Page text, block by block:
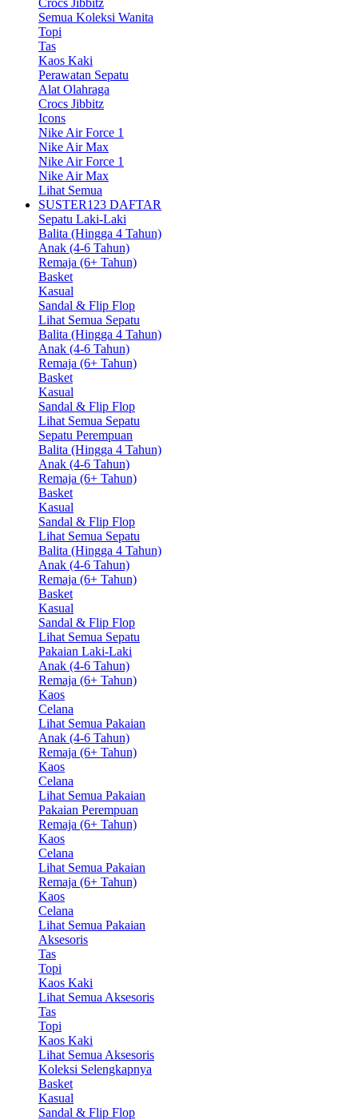
Semua Koleksi Wanita
Topi
Tas
Kaos Kaki
Perawatan Sepatu
Alat Olahraga
Crocs Jibbitz
Icons
Nike Air Force 1
Nike Air Max
Nike Air Force 1
Nike Air Max
Lihat Semua
SUSTER123 DAFTAR
Sepatu Laki-Laki
Balita (Hingga 4 Tahun)
Anak (4-6 Tahun)
Remaja (6+ Tahun)
Basket
Kasual
Sandal & Flip Flop
Lihat Semua Sepatu
Balita (Hingga 4 Tahun)
Anak (4-6 Tahun)
Remaja (6+ Tahun)
Basket
Kasual
Sandal & Flip Flop
Lihat Semua Sepatu
Sepatu Perempuan
Balita (Hingga 4 Tahun)
Anak (4-6 Tahun)
Remaja (6+ Tahun)
Basket
Kasual
Sandal & Flip Flop
Lihat Semua Sepatu
Balita (Hingga 4 Tahun)
Anak (4-6 Tahun)
Remaja (6+ Tahun)
Basket
Kasual
Sandal & Flip Flop
Lihat Semua Sepatu
Pakaian Laki-Laki
Anak (4-6 Tahun)
Remaja (6+ Tahun)
Kaos
Celana
Lihat Semua Pakaian
Anak (4-6 Tahun)
Remaja (6+ Tahun)
Kaos
Celana
Lihat Semua Pakaian
Pakaian Perempuan
Remaja (6+ Tahun)
Kaos
Celana
Lihat Semua Pakaian
Remaja (6+ Tahun)
Kaos
Celana
Lihat Semua Pakaian
Aksesoris
Tas
Topi
Kaos Kaki
Lihat Semua Aksesoris
Tas
Topi
Kaos Kaki
Lihat Semua Aksesoris
Koleksi Selengkapnya
Basket
Kasual
Sandal & Flip Flop